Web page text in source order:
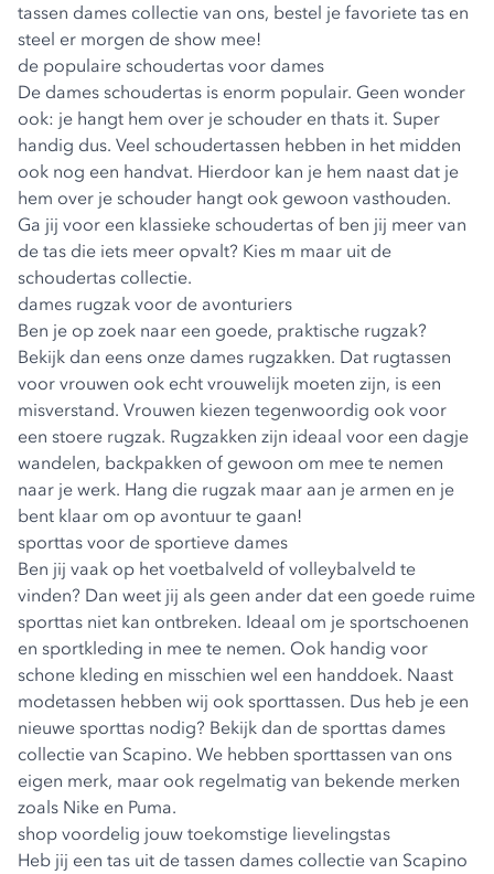
tassen dames collectie van ons, bestel je favoriete tas en
steel er morgen de show mee!
de populaire schoudertas voor dames
De dames schoudertas is enorm populair. Geen wonder
ook: je hangt hem over je schouder en thats it. Super
handig dus. Veel schoudertassen hebben in het midden
ook nog een handvat. Hierdoor kan je hem naast dat je
hem over je schouder hangt ook gewoon vasthouden.
Ga jij voor een klassieke schoudertas of ben jij meer van
de tas die iets meer opvalt? Kies m maar uit de
schoudertas collectie.
dames rugzak voor de avonturiers
Ben je op zoek naar een goede, praktische rugzak?
Bekijk dan eens onze dames rugzakken. Dat rugtassen
voor vrouwen ook echt vrouwelijk moeten zijn, is een
misverstand. Vrouwen kiezen tegenwoordig ook voor
een stoere rugzak. Rugzakken zijn ideaal voor een dagje
wandelen, backpakken of gewoon om mee te nemen
naar je werk. Hang die rugzak maar aan je armen en je
bent klaar om op avontuur te gaan!
sporttas voor de sportieve dames
Ben jij vaak op het voetbalveld of volleybalveld te
vinden? Dan weet jij als geen ander dat een goede ruime
sporttas niet kan ontbreken. Ideaal om je sportschoenen
en sportkleding in mee te nemen. Ook handig voor
schone kleding en misschien wel een handdoek. Naast
modetassen hebben wij ook sporttassen. Dus heb je een
nieuwe sporttas nodig? Bekijk dan de sporttas dames
collectie van Scapino. We hebben sporttassen van ons
eigen merk, maar ook regelmatig van bekende merken
zoals Nike en Puma.
shop voordelig jouw toekomstige lievelingstas
Heb jij een tas uit de tassen dames collectie van Scapino